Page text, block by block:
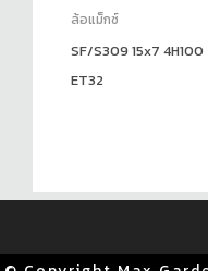
ล้อแม็กซ์
SF/S309 15x7 4H100
ET32